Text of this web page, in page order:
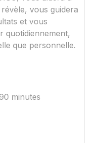
vous guidera
et vous
quotidiennement,
que personnelle.
minutes